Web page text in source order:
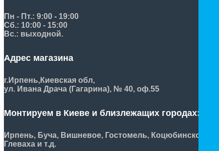
Пн - Пт.: 9:00 - 19:00
Сб.: 10:00 - 15:00
Вс.: выходной.
Адрес магазина
г.Ирпень,Киевская обл,
ул. Ивана Драча (Гагарина), № 40, оф.55
Монтируем в Киеве и близлежащих городах:
Ирпень, Буча, Вишневое, Гостомель, Коцюбинское,
Глеваха и т.д.